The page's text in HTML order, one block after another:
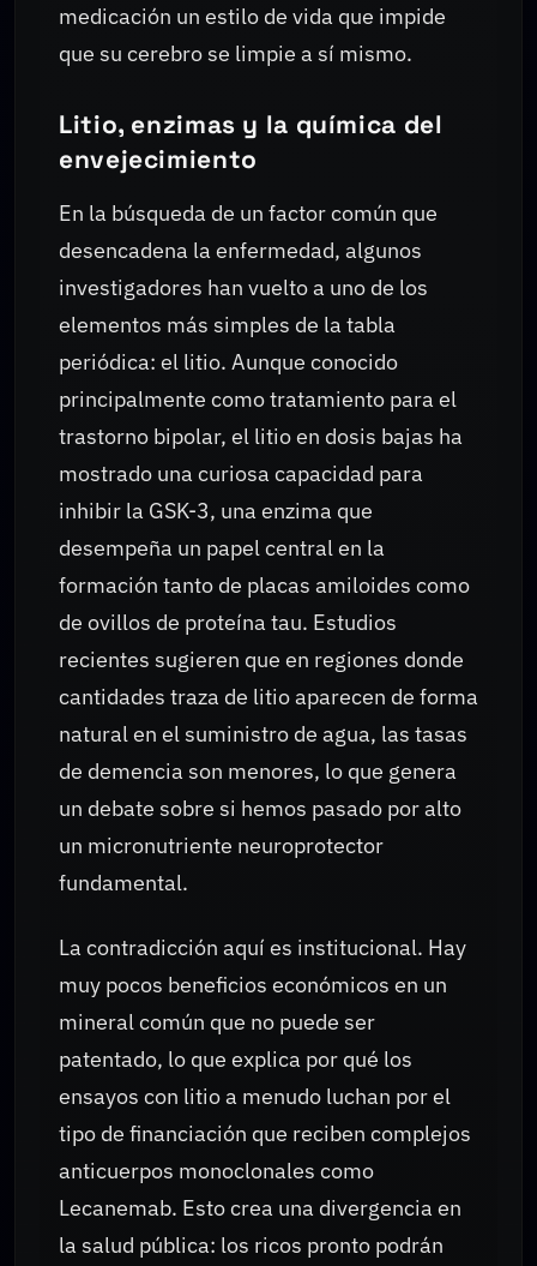
medicación un estilo de vida que impide
que su cerebro se limpie a sí mismo.
Litio, enzimas y la química del
envejecimiento
En la búsqueda de un factor común que
desencadena la enfermedad, algunos
investigadores han vuelto a uno de los
elementos más simples de la tabla
periódica: el litio. Aunque conocido
principalmente como tratamiento para el
trastorno bipolar, el litio en dosis bajas ha
mostrado una curiosa capacidad para
inhibir la GSK-3, una enzima que
desempeña un papel central en la
formación tanto de placas amiloides como
de ovillos de proteína tau. Estudios
recientes sugieren que en regiones donde
cantidades traza de litio aparecen de forma
natural en el suministro de agua, las tasas
de demencia son menores, lo que genera
un debate sobre si hemos pasado por alto
un micronutriente neuroprotector
fundamental.
La contradicción aquí es institucional. Hay
muy pocos beneficios económicos en un
mineral común que no puede ser
patentado, lo que explica por qué los
ensayos con litio a menudo luchan por el
tipo de financiación que reciben complejos
anticuerpos monoclonales como
Lecanemab. Esto crea una divergencia en
la salud pública: los ricos pronto podrán